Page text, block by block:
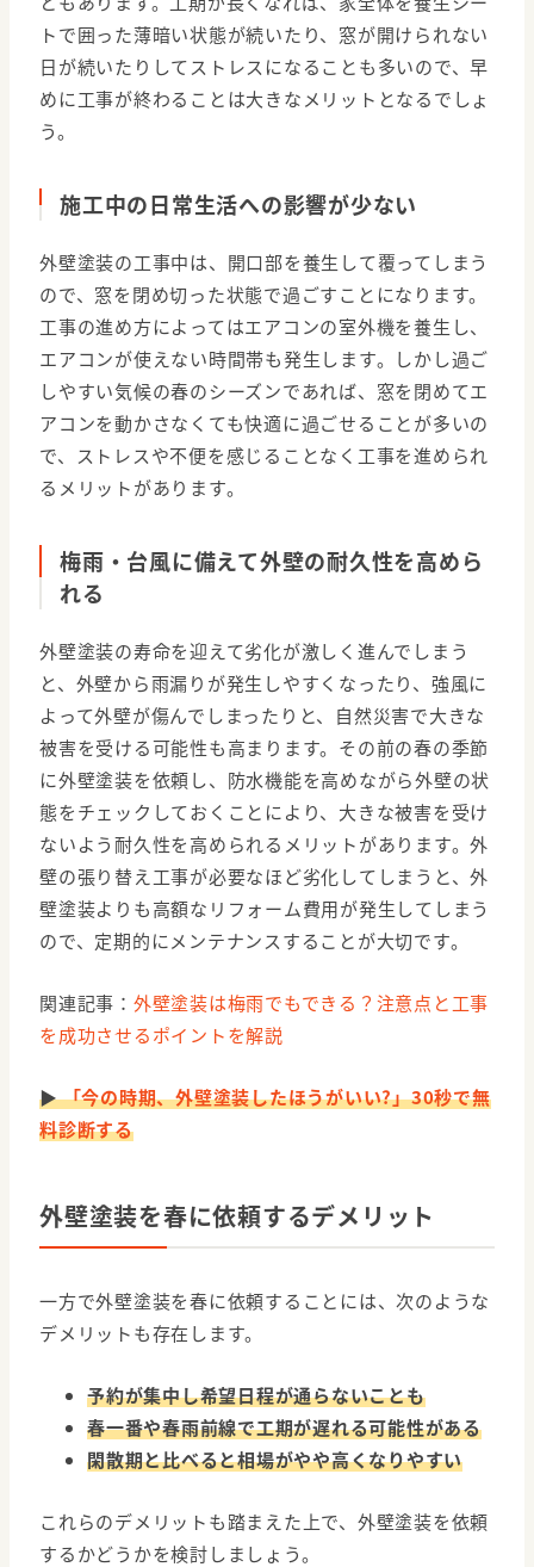
トで囲った薄暗い状態が続いたり、窓が開けられない
日が続いたりしてストレスになることも多いので、早
めに工事が終わることは大きなメリットとなるでしょ
う。
施工中の日常生活への影響が少ない
外壁塗装の工事中は、開口部を養生して覆ってしまう
ので、窓を閉め切った状態で過ごすことになります。
工事の進め方によってはエアコンの室外機を養生し、
エアコンが使えない時間帯も発生します。しかし過ご
しやすい気候の春のシーズンであれば、窓を閉めてエ
アコンを動かさなくても快適に過ごせることが多いの
で、ストレスや不便を感じることなく工事を進められ
るメリットがあります。
梅雨・台風に備えて外壁の耐久性を高めら
れる
外壁塗装の寿命を迎えて劣化が激しく進んでしまう
と、外壁から雨漏りが発生しやすくなったり、強風に
よって外壁が傷んでしまったりと、自然災害で大きな
被害を受ける可能性も高まります。その前の春の季節
に外壁塗装を依頼し、防水機能を高めながら外壁の状
態をチェックしておくことにより、大きな被害を受け
ないよう耐久性を高められるメリットがあります。外
壁の張り替え工事が必要なほど劣化してしまうと、外
壁塗装よりも高額なリフォーム費用が発生してしまう
ので、定期的にメンテナンスすることが大切です。
関連記事： 外壁塗装は梅雨でもできる？注意点と工事
を成功させるポイントを解説
▶「今の時期、外壁塗装したほうがいい?」30秒で無
料診断する
外壁塗装を春に依頼するデメリット
一方で外壁塗装を春に依頼することには、次のような
デメリットも存在します。
予約が集中し希望日程が通らないことも
春一番や春雨前線で工期が遅れる可能性がある
閑散期と比べると相場がやや高くなりやすい
これらのデメリットも踏まえた上で、外壁塗装を依頼
するかどうかを検討しましょう。